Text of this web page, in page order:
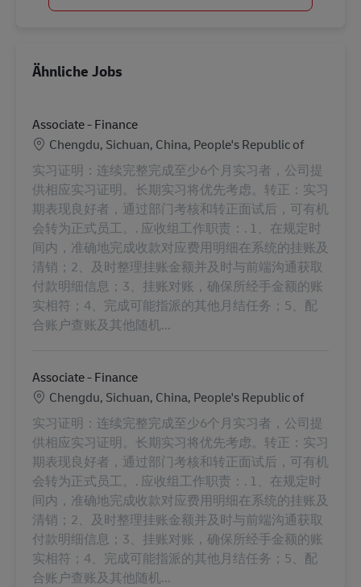
Ähnliche Jobs
Associate - Finance
Standort
Chengdu, Sichuan, China, People's Republic of
实习证明：连续完整完成至少6个月实习者，公司提
供相应实习证明。长期实习将优先考虑。转正：实习
期表现良好者，通过部门考核和转正面试后，可有机
会转为正式员工。. 应收组工作职责：. 1、在规定时
间内，准确地完成收款对应费用明细在系统的挂账及
清销；2、及时整理挂账金额并及时与前端沟通获取
付款明细信息；3、挂账对账，确保所经手金额的账
实相符；4、完成可能指派的其他月结任务；5、配
合账户查账及其他随机...
Associate - Finance
Standort
Chengdu, Sichuan, China, People's Republic of
实习证明：连续完整完成至少6个月实习者，公司提
供相应实习证明。长期实习将优先考虑。转正：实习
期表现良好者，通过部门考核和转正面试后，可有机
会转为正式员工。. 应收组工作职责：. 1、在规定时
间内，准确地完成收款对应费用明细在系统的挂账及
清销；2、及时整理挂账金额并及时与前端沟通获取
付款明细信息；3、挂账对账，确保所经手金额的账
实相符；4、完成可能指派的其他月结任务；5、配
合账户查账及其他随机...